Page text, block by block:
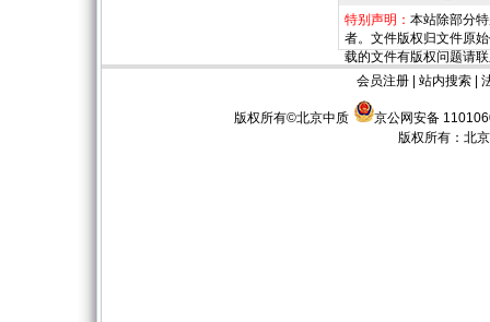
特别声明： 本站除部分
者。文件版权归文件原
载的文件有版权问题请
会员注册 |站内搜索 |
版权所有©北京中质
京公网安备
版权所有： 北